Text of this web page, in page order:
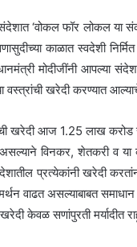
संदेशात ‘वोकल फॉर लोकल
काळात स्वदेशी
मोदीजींनी आपल्या
वस्त्रांची खरेदी करण्यात
खरेदी आज 1.25 लाख
विनकर, शेतकरी व या
देशातील प्रत्येकांनी खरेदी
वाढत असल्याबाबत
केवळ सणांपुरती मर्यादीत